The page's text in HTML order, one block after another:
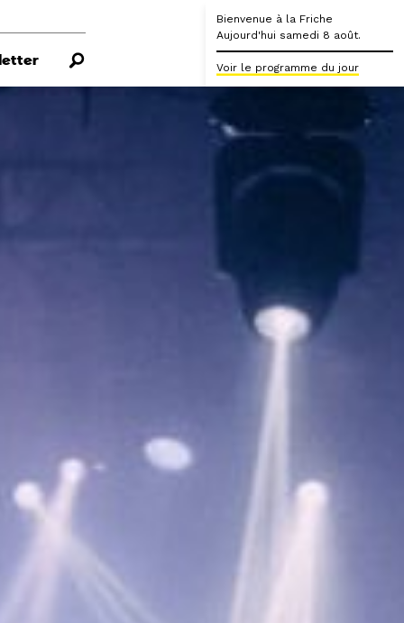
Bienvenue à la Friche
Aujourd'hui samedi 8 août.
Voir le programme du jour